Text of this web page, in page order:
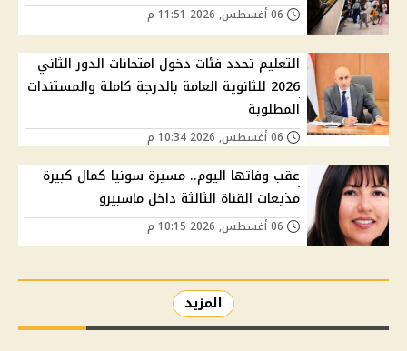
التعليم تحدد فئات دخول امتحانات الدور الثاني
2026 للثانوية العامة بالدرجة كاملة والمستندات
المطلوبة
عقب وفاتها اليوم.. مسيرة سونيا كمال كبيرة
مذيعات القناة الثالثة داخل ماسبيرو
المزيد